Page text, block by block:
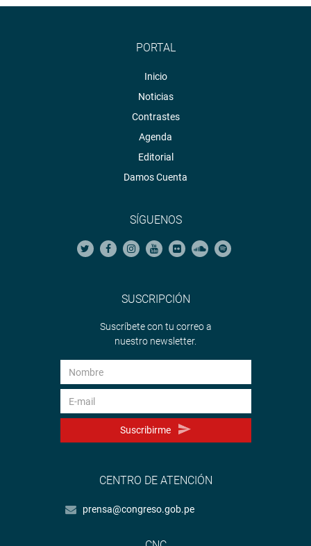
PORTAL
Inicio
Noticias
Contrastes
Agenda
Editorial
Damos Cuenta
SÍGUENOS
SUSCRIPCIÓN
Suscríbete con tu correo a
nuestro newsletter.
Suscribirme
CENTRO DE ATENCIÓN
prensa@congreso.gob.pe